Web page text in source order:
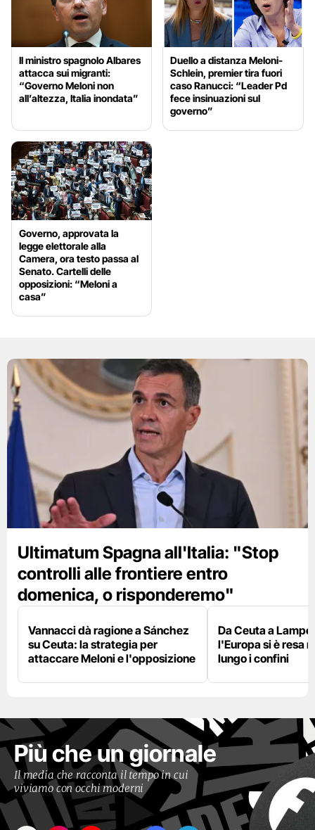
Il ministro spagnolo Albares
attacca sui migranti:
“Governo Meloni non
all’altezza, Italia inondata”
Duello a distanza Meloni-
Schlein, premier tira fuori
caso Ranucci: “Leader Pd
fece insinuazioni sul
governo”
Governo, approvata la
legge elettorale alla
Camera, ora testo passa al
Senato. Cartelli delle
opposizioni: “Meloni a
casa”
Ultimatum Spagna all'Italia: "Stop
controlli alle frontiere entro
domenica, o risponderemo"
Vannacci dà ragione a Sánchez
su Ceuta: la strategia per
attaccare Meloni e l'opposizione
Da Ceuta a
l'Europa si è resa
lungo i confini
Più che un giornale
Il media che racconta il tempo in cui
viviamo con occhi moderni